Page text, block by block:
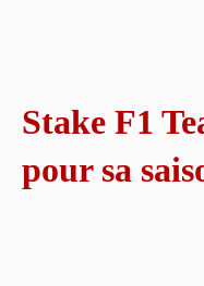
Stake F1
pour sa